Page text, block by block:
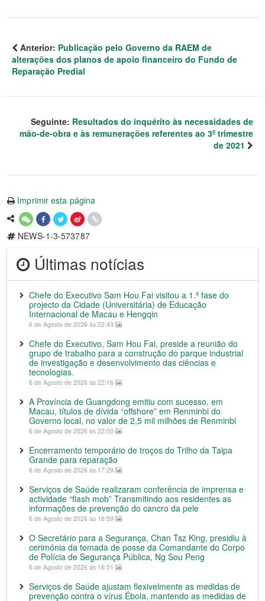
Anterior: Publicação pelo Governo da RAEM de
alterações dos planos de apoio financeiro do Fundo de
Reparação Predial
Seguinte: Resultados do inquérito às necessidades de
mão-de-obra e às remunerações referentes ao 3º trimestre
de 2021
Imprimir esta página
NEWS-1-3-573787
Últimas notícias
Chefe do Executivo Sam Hou Fai visitou a 1.ª fase do
projecto da Cidade (Universitária) de Educação
Internacional de Macau e Hengqin
6 de Agosto de 2026 às 22:43
Chefe do Executivo, Sam Hou Fai, preside a reunião do
grupo de trabalho para a construção do parque industrial
de investigação e desenvolvimento das ciências e
tecnologias.
6 de Agosto de 2026 às 22:16
A Província de Guangdong emitiu com sucesso, em
Macau, títulos de dívida “offshore” em Renminbi do
Governo local, no valor de 2,5 mil milhões de Renminbi
6 de Agosto de 2026 às 22:00
Encerramento temporário de troços do Trilho da Taipa
Grande para reparação
6 de Agosto de 2026 às 17:29
Serviços de Saúde realizaram conferência de imprensa e
actividade “flash mob” Transmitindo aos residentes as
informações de prevenção do cancro da pele
6 de Agosto de 2026 às 16:59
O Secretário para a Segurança, Chan Tsz King, presidiu à
cerimónia da tomada de posse da Comandante do Corpo
de Polícia de Segurança Pública, Ng Sou Peng
6 de Agosto de 2026 às 16:51
Serviços de Saúde ajustam flexivelmente as medidas de
prevenção contra o vírus Ébola, mantendo as medidas de